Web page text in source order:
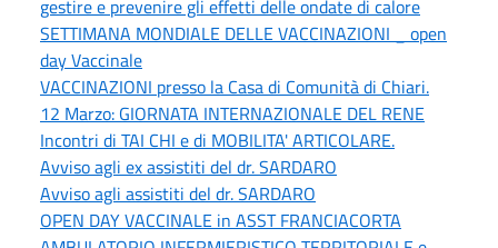
gestire e prevenire gli effetti delle ondate di calore
SETTIMANA MONDIALE DELLE VACCINAZIONI _ open
day Vaccinale
VACCINAZIONI presso la Casa di Comunità di Chiari.
12 Marzo: GIORNATA INTERNAZIONALE DEL RENE
Incontri di TAI CHI e di MOBILITA' ARTICOLARE.
Avviso agli ex assistiti del dr. SARDARO
Avviso agli assistiti del dr. SARDARO
OPEN DAY VACCINALE in ASST FRANCIACORTA